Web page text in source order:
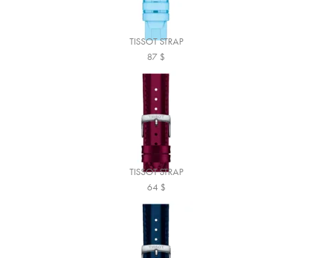
TISSOT STRAP
87 $
TISSOT STRAP
64 $